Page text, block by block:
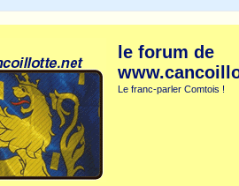
le forum de
Le franc-parler Comtois !